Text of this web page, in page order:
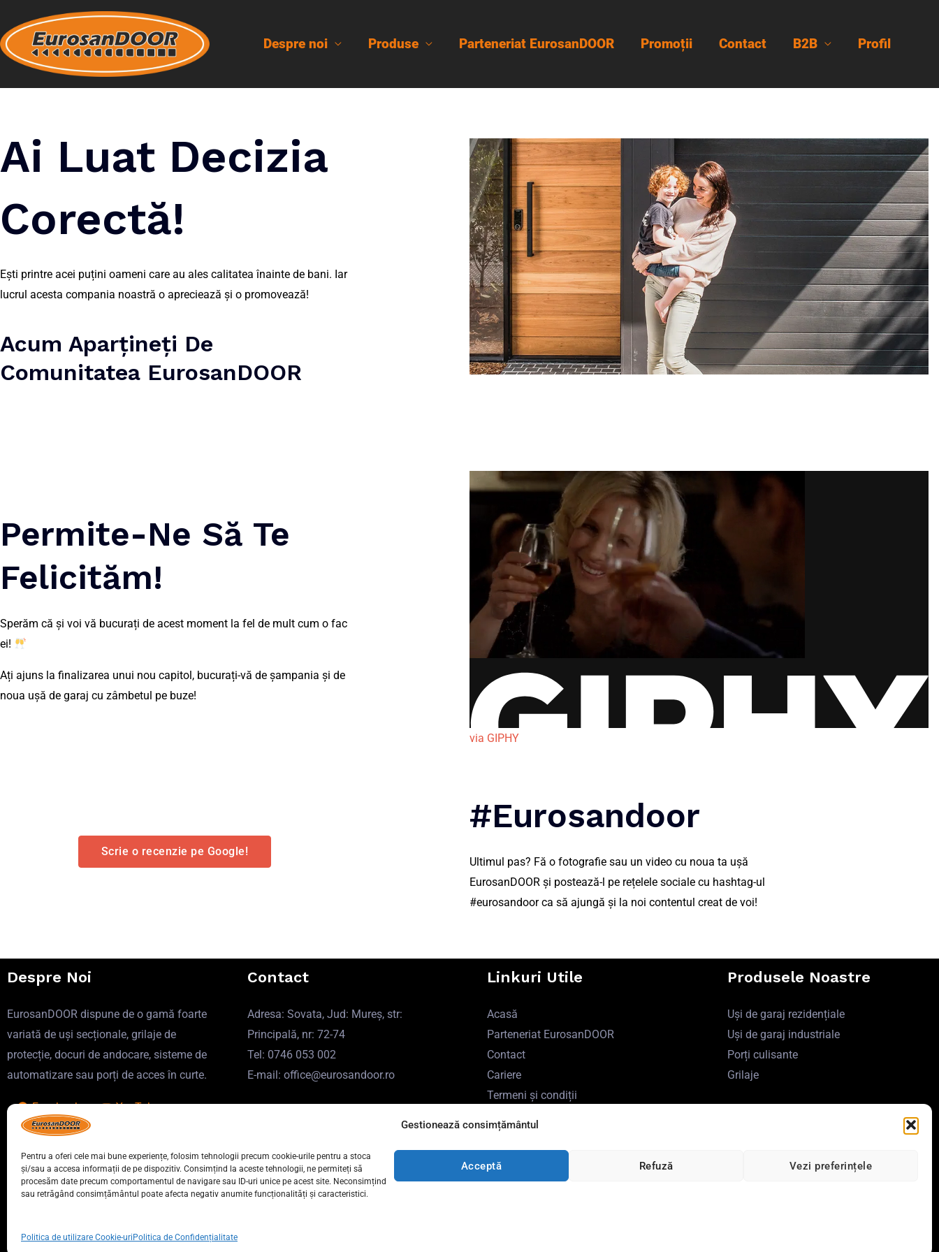
Gestionează consimțământul
Pentru a oferi cele mai bune experiențe, folosim tehnologii precum cookie-urile pentru a stoca
și/sau a accesa informații de pe dispozitiv. Consimțind la aceste tehnologii, ne permiteți să
procesăm date precum comportamentul de navigare sau ID-uri unice pe acest site. Neconsimțind
sau retrăgând consimțământul poate afecta negativ anumite funcționalități și caracteristici.
Acceptă Refuză Vezi preferințele
Politica de utilizare Cookie-uri Politica de Confidențialitate
to
content
Despre noi Produse Parteneriat EurosanDOOR Promoții Contact B2B Profil
Ai Luat Decizia
Corectă!
Ești printre acei puțini oameni care au ales calitatea înainte de bani. Iar
lucrul acesta compania noastră o apreciează și o promovează!
Acum Aparțineți De
Comunitatea EurosanDOOR
Permite-Ne Să Te
Felicităm!
Sperăm că și voi vă bucurați de acest moment la fel de mult cum o fac
ei!
Ați ajuns la finalizarea unui nou capitol, bucurați-vă de șampania și de
noua ușă de garaj cu zâmbetul pe buze!
via GIPHY
Scrie o recenzie pe Google!
#eurosandoor
Ultimul pas? Fă o fotografie sau un video cu noua ta ușă
EurosanDOOR și postează-l pe rețelele sociale cu hashtag-ul
#eurosandoor ca să ajungă și la noi contentul creat de voi!
Despre Noi
EurosanDOOR dispune de o gamă foarte
variată de uși secționale, grilaje de
protecție, docuri de andocare, sisteme de
automatizare sau porți de acces în curte.
Facebook
YouTube
Instagram-HU
TikTok-RO
Pinterest
Contact
Adresa: Sovata, Jud: Mureș, str:
Principală, nr: 72-74
Tel: 0746 053 002
E-mail: office@eurosandoor.ro
Linkuri Utile
Acasă
Parteneriat EurosanDOOR
Contact
Cariere
Termeni și condiții
Politica de Confidențialitate
Produsele Noastre
Uși de garaj rezidențiale
Uși de garaj industriale
Porți culisante
Grilaje